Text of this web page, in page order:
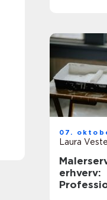
07.
Laura
erhverv: